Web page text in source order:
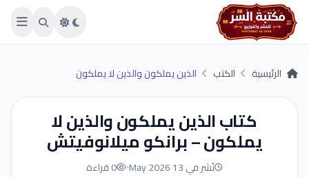
Skip to main content
الرئيسية الكتب الذين يملكون والذين لا يملكون
كتاب الذين يملكون والذين لا
يملكون – برانكو ميلانوفيتش
نُشر في 13 May 2026 0 قراءة